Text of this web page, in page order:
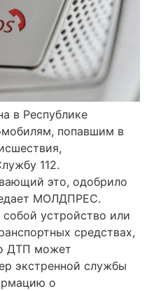
в Республике
попавшим в
112.
это, одобрило
МОЛДПРЕС.
устройство или
средствах,
ДТП может
экстренной службы
о